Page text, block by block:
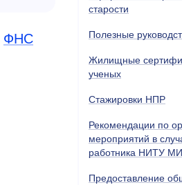
ФНС
старости
Полезные
Жилищные
ученых
Стажировки НПР
Рекомендации по
мероприятий в
работника НИТУ
Предоставление